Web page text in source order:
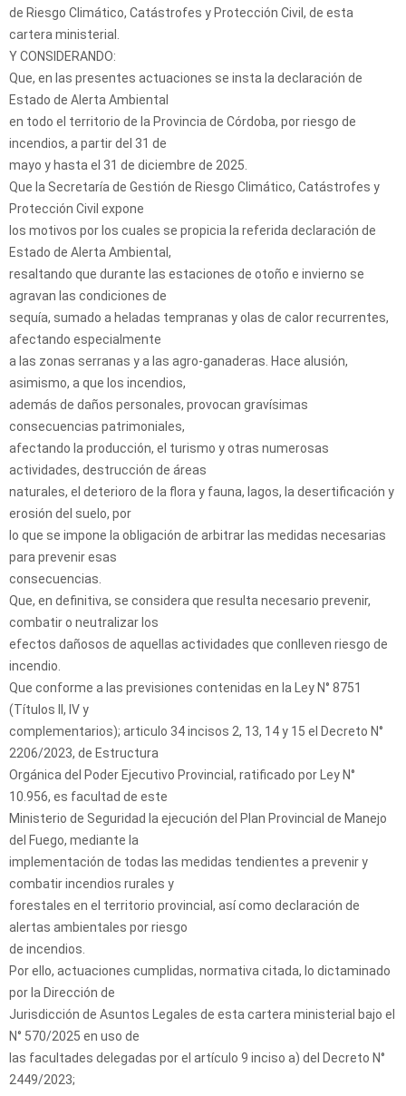
de Riesgo Climático, Catástrofes y Protección Civil, de esta
cartera ministerial.
Y CONSIDERANDO:
Que, en las presentes actuaciones se insta la declaración de
Estado de Alerta Ambiental
en todo el territorio de la Provincia de Córdoba, por riesgo de
incendios, a partir del 31 de
mayo y hasta el 31 de diciembre de 2025.
Que la Secretaría de Gestión de Riesgo Climático, Catástrofes y
Protección Civil expone
los motivos por los cuales se propicia la referida declaración de
Estado de Alerta Ambiental,
resaltando que durante las estaciones de otoño e invierno se
agravan las condiciones de
sequía, sumado a heladas tempranas y olas de calor recurrentes,
afectando especialmente
a las zonas serranas y a las agro-ganaderas. Hace alusión,
asimismo, a que los incendios,
además de daños personales, provocan gravísimas
consecuencias patrimoniales,
afectando la producción, el turismo y otras numerosas
actividades, destrucción de áreas
naturales, el deterioro de la flora y fauna, lagos, la desertificación y
erosión del suelo, por
lo que se impone la obligación de arbitrar las medidas necesarias
para prevenir esas
consecuencias.
Que, en definitiva, se considera que resulta necesario prevenir,
combatir o neutralizar los
efectos dañosos de aquellas actividades que conlleven riesgo de
incendio.
Que conforme a las previsiones contenidas en la Ley N° 8751
(Títulos II, IV y
complementarios); articulo 34 incisos 2, 13, 14 y 15 el Decreto N°
2206/2023, de Estructura
Orgánica del Poder Ejecutivo Provincial, ratificado por Ley N°
10.956, es facultad de este
Ministerio de Seguridad la ejecución del Plan Provincial de Manejo
del Fuego, mediante la
implementación de todas las medidas tendientes a prevenir y
combatir incendios rurales y
forestales en el territorio provincial, así como declaración de
alertas ambientales por riesgo
de incendios.
Por ello, actuaciones cumplidas, normativa citada, lo dictaminado
por la Dirección de
Jurisdicción de Asuntos Legales de esta cartera ministerial bajo el
N° 570/2025 en uso de
las facultades delegadas por el artículo 9 inciso a) del Decreto N°
2449/2023;